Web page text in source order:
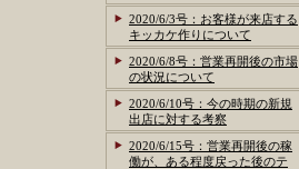
2020/6/3号：お客様が来店する
キッカケ作りについて
2020/6/8号：営業再開後の市場
の状況について
2020/6/10号：今の時期の新規
出店に対する考察
2020/6/15号：営業再開後の稼
働が、ある程度戻った後のテ